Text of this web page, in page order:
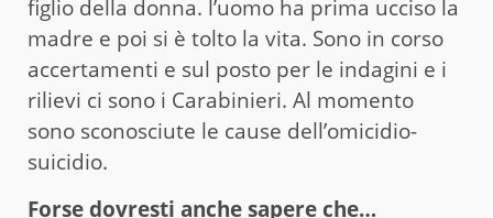
figlio della donna. l’uomo ha prima ucciso la
madre e poi si è tolto la vita. Sono in corso
accertamenti e sul posto per le indagini e i
rilievi ci sono i Carabinieri. Al momento
sono sconosciute le cause dell’omicidio-
suicidio.
Forse dovresti anche sapere che…